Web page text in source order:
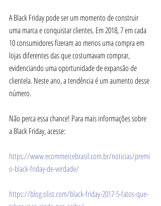
A Black Friday pode ser um momento de construir
uma marca e conquistar clientes. Em 2018, 7 em cada
10 consumidores fizeram ao menos uma compra em
lojas diferentes das que costumavam comprar,
evidenciando uma oportunidade de expansão de
clientela. Neste ano, a tendência é um aumento desse
número.
Não perca essa chance! Para mais informações sobre
a Black Friday, acesse:
https://www.ecommercebrasil.com.br/noticias/premi
o-black-friday-de-verdade/
https://blog.olist.com/black-friday-2017-5-fatos-que-